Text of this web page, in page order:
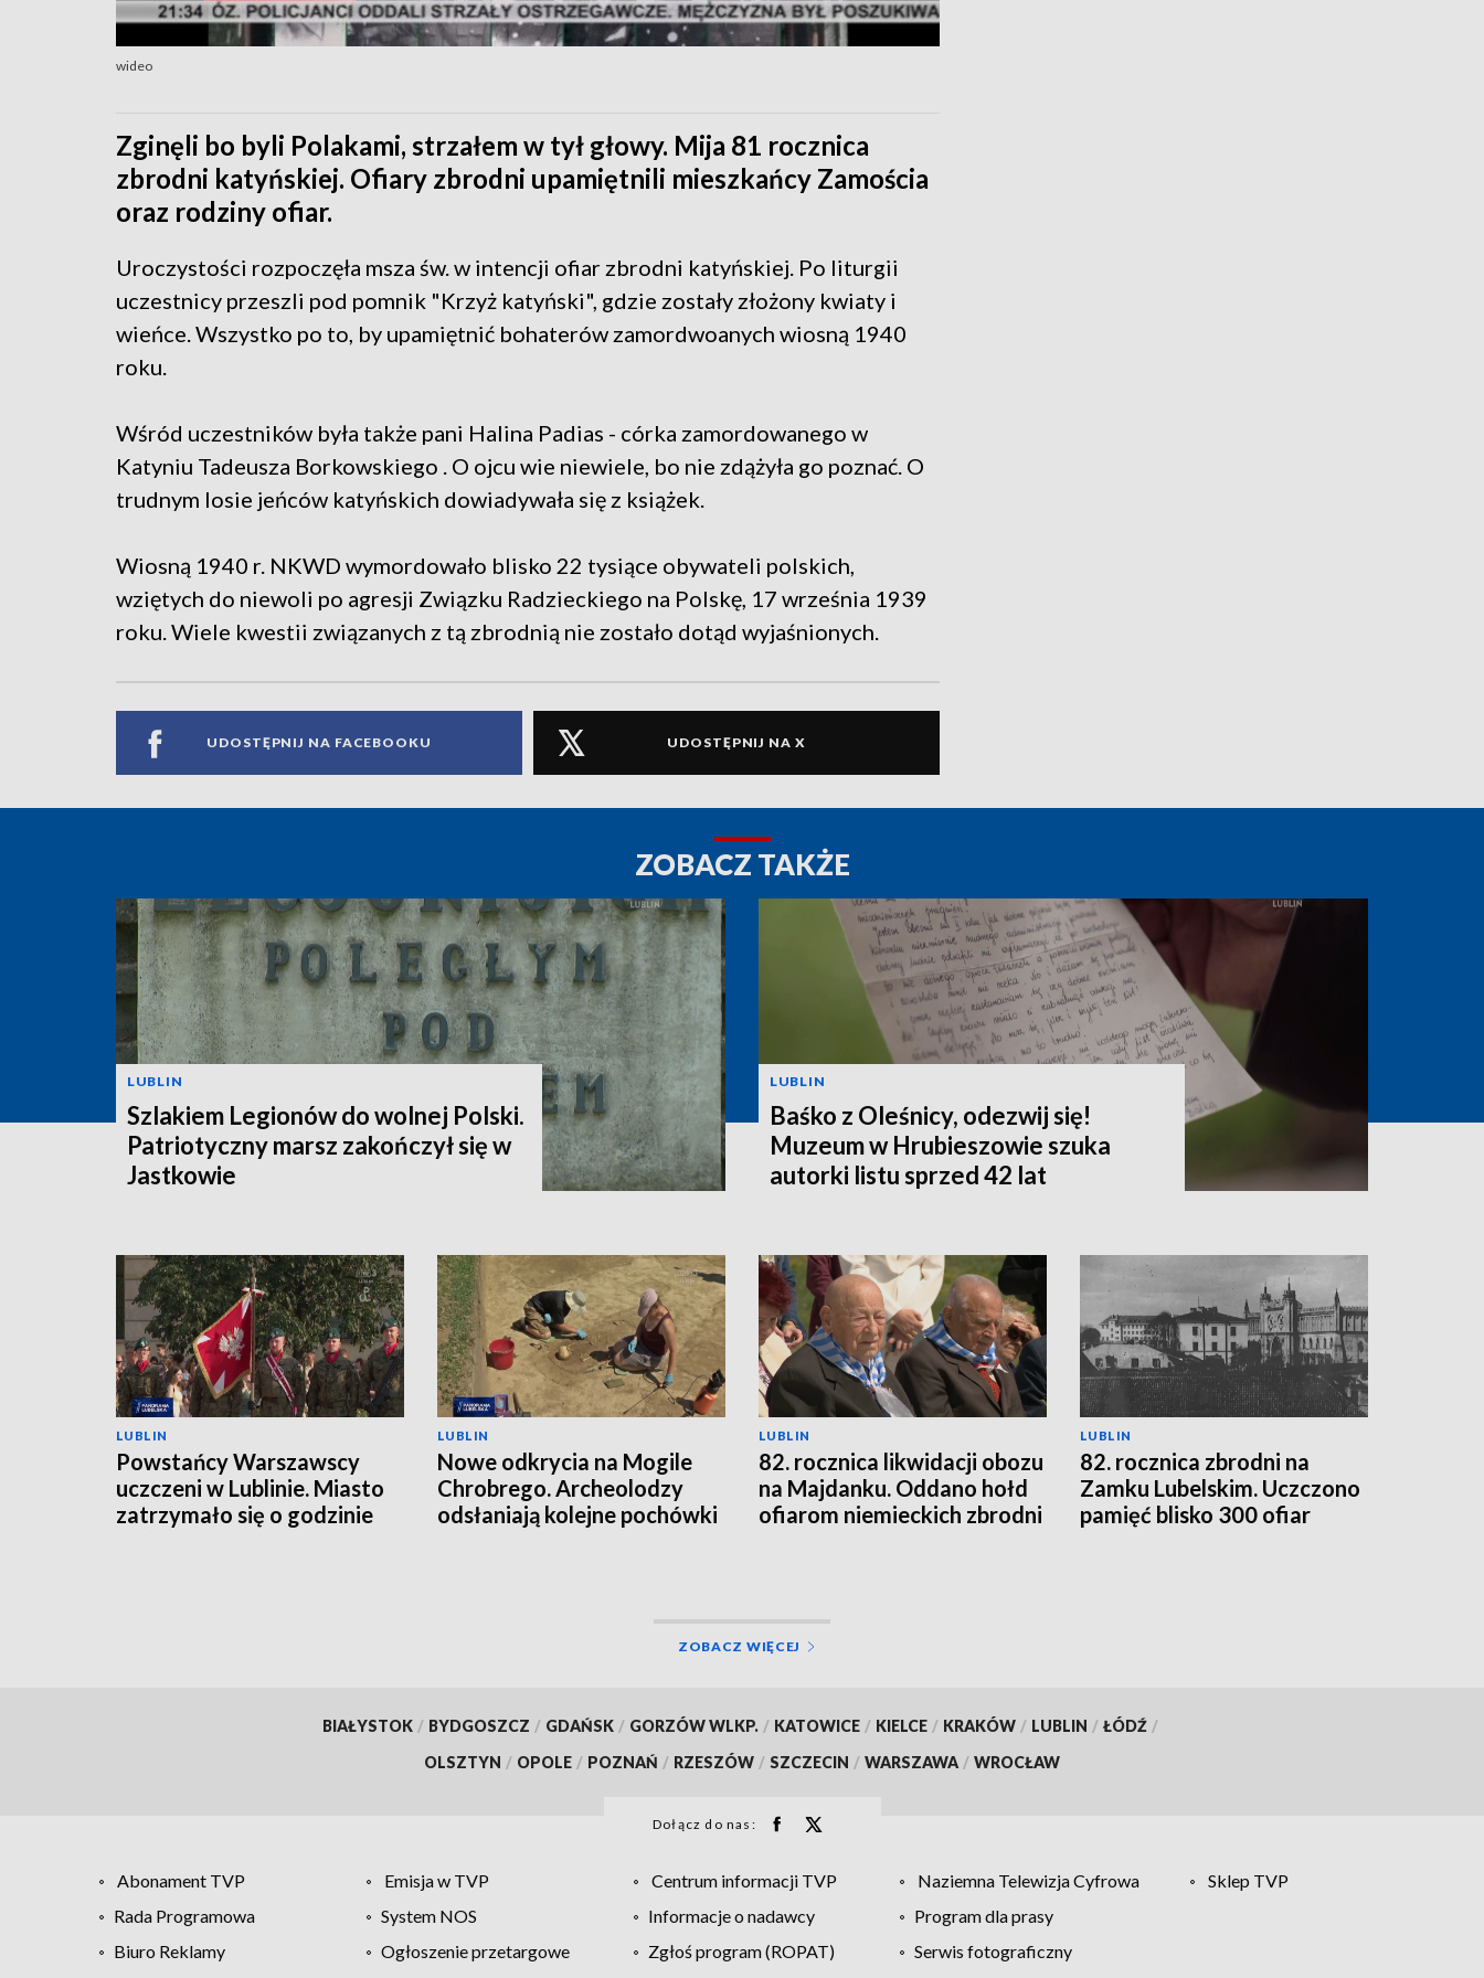
wideo
Zginęli bo byli Polakami, strzałem w tył głowy. Mija 81 rocznica
zbrodni katyńskiej. Ofiary zbrodni upamiętnili mieszkańcy Zamościa
oraz rodziny ofiar.
Uroczystości rozpoczęła msza św. w intencji ofiar zbrodni katyńskiej. Po liturgii
uczestnicy przeszli pod pomnik "Krzyż katyński", gdzie zostały złożony kwiaty i
wieńce. Wszystko po to, by upamiętnić bohaterów zamordwoanych wiosną 1940
roku.
Wśród uczestników była także pani Halina Padias - córka zamordowanego w
Katyniu Tadeusza Borkowskiego . O ojcu wie niewiele, bo nie zdążyła go poznać. O
trudnym losie jeńców katyńskich dowiadywała się z książek.
Wiosną 1940 r. NKWD wymordowało blisko 22 tysiące obywateli polskich,
wziętych do niewoli po agresji Związku Radzieckiego na Polskę, 17 września 1939
roku. Wiele kwestii związanych z tą zbrodnią nie zostało dotąd wyjaśnionych.
UDOSTĘPNIJ NA FACEBOOKU UDOSTĘPNIJ NA X
ZOBACZ TAKŻE
LUBLIN
Szlakiem Legionów do wolnej Polski.
Patriotyczny marsz zakończył się w
Jastkowie
LUBLIN
Baśko z Oleśnicy, odezwij się!
Muzeum w Hrubieszowie szuka
autorki listu sprzed 42 lat
LUBLIN
Powstańcy Warszawscy
uczczeni w Lublinie. Miasto
zatrzymało się o godzinie
LUBLIN
Nowe odkrycia na Mogile
Chrobrego. Archeolodzy
odsłaniają kolejne pochówki
LUBLIN
82. rocznica likwidacji obozu
na Majdanku. Oddano hołd
ofiarom niemieckich zbrodni
LUBLIN
82. rocznica zbrodni na
Zamku Lubelskim. Uczczono
pamięć blisko 300 ofiar
ZOBACZ WIĘCEJ
BIAŁYSTOK / BYDGOSZCZ / GDAŃSK / GORZÓW WLKP. / KATOWICE / KIELCE / KRAKÓW / LUBLIN / ŁÓDŹ /
OLSZTYN / OPOLE / POZNAŃ / RZESZÓW / SZCZECIN / WARSZAWA / WROCŁAW
Dołącz do nas:
Abonament TVP Emisja w TVP Centrum informacji TVP Naziemna Telewizja Cyfrowa
Sklep TVP
Rada Programowa
System NOS Informacje o nadawcy
Program dla prasy
Biuro Reklamy
Ogłoszenie przetargowe Zgłoś program (ROPAT)
Serwis fotograficzny